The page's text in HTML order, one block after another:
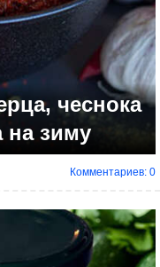
чеснока
на зиму
Комментариев: 0